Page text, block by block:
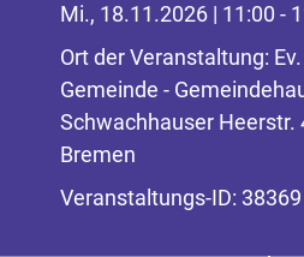
Mi., 18.11.2026 | 11:00 -
Ort der Veranstaltung:
Gemeinde -
Schwachhauser Heerstr.
Bremen
Veranstaltungs-ID: 38369